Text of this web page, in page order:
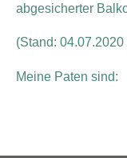
abgesicherter
(Stand: 04.07.2020
Meine Paten sind: